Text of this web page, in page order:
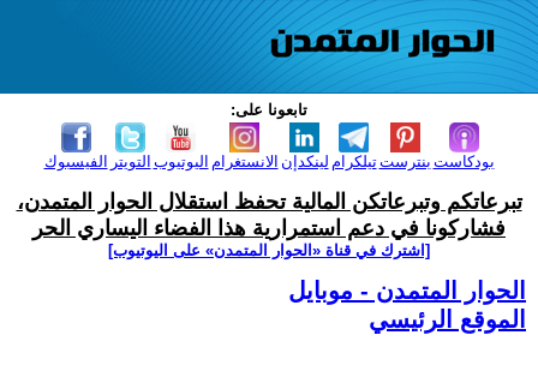
تابعونا على:
الفيسبوك التويتر اليوتيوب الانستغرام لينكدإن تيلكرامبنترست بودكاست
تبرعاتكم وتبرعاتكن المالية تحفظ استقلال الحوار المتمدن،
فشاركونا في دعم استمرارية هذا الفضاء اليساري الحر
[اشترك في قناة ‫«الحوار المتمدن» على اليوتيوب]
الحوار المتمدن - موبايل
الموقع الرئيسي